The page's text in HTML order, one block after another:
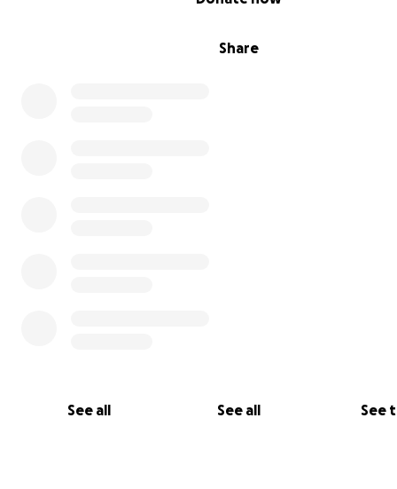
Share
See all See all See
Blick auf das Tal vor und nach dem Brand: